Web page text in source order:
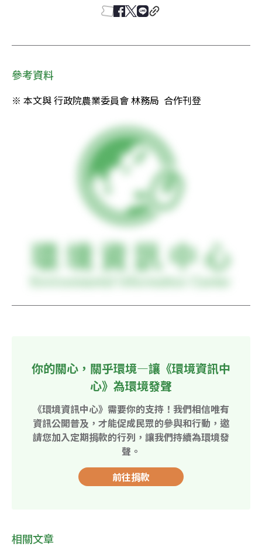
參考資料
※ 本文與 行政院農業委員會 林務局  合作刊登
你的關心，關乎環境—讓《環境資訊中
心》為環境發聲
《環境資訊中心》需要你的支持！我們相信唯有
資訊公開普及，才能促成民眾的參與和行動，邀
請您加入定期捐款的行列，讓我們持續為環境發
聲。
前往捐款
相關文章